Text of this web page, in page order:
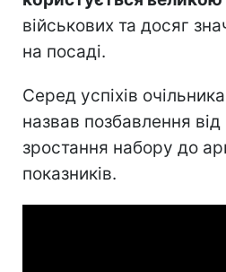
військових та досяг
на посаді.
Серед успіхів
назвав позбавлення
зростання набору до
показників.